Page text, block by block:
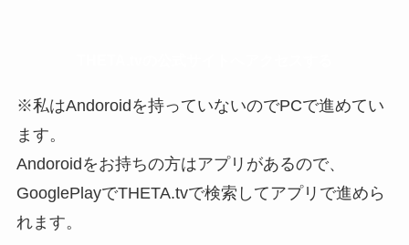
※私はAndoroidを持っていないのでPCで進めてい
ます。
Andoroidをお持ちの方はアプリがあるので、
GooglePlayでTHETA.tvで検索してアプリで進めら
れます。